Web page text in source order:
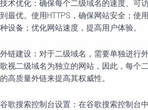
技术优化：确保每个二级域名的速度、可
到最优。使用HTTPS，确保网站安全；使
种设备；优化网站速度，提高用户体验。
外链建设：对于二级域名，需要单独进行
歌视二级域名为独立的网站，因此，每个
的高质量外链来提高其权威性。
谷歌搜索控制台设置：在谷歌搜索控制台